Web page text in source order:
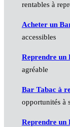
rentables à
Acheter un
accessibles
Reprendre un
agréable
Bar Tabac à
opportunités à
Reprendre un